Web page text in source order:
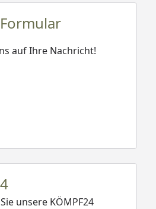
auf Ihre Nachricht!
unsere KÖMPF24